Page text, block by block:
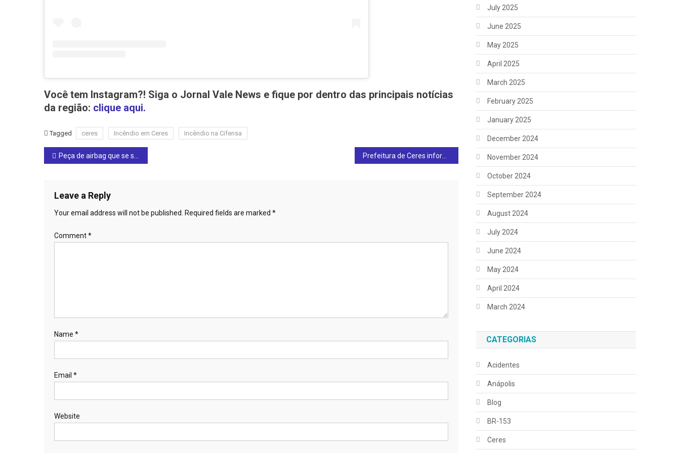
Você tem Instagram?! Siga o Jornal Vale News e fique por dentro das principais notícias
da região: clique aqui.
Tagged ceres Incêndio em Ceres Incêndio na Cifensa
Post
Peça de airbag que se soltou após acidente pode ter matado motorista: veja o vídeo Prefeitura de Ceres informa sobre revezamento no funcionamento das farmácias das unidades de saúde: confira
Leave a Reply
Your email address will not be published. Required fields are marked *
Comment*
Name *
Email *
Website
July 2025
June 2025
May 2025
April 2025
March 2025
February 2025
January 2025
December 2024
November 2024
October 2024
September 2024
August 2024
July 2024
June 2024
May 2024
April 2024
March 2024
CATEGORIAS
Acidentes
Anápolis
Blog
BR-153
Ceres